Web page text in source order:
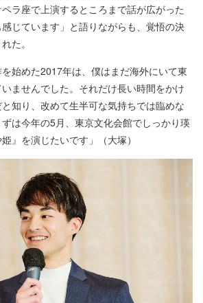
ラ座で上演するところまで話が広がった
じています」と語りながらも、覚悟の決
た。
を始めた2017年は、僕はまだ海外にいて東
ませんでした。それだけ長い時間をかけ
知り、改めて生半可な気持ちでは臨めな
は今年の5月、東京文化会館でしっかり瑛
』を演じたいです」（大塚）